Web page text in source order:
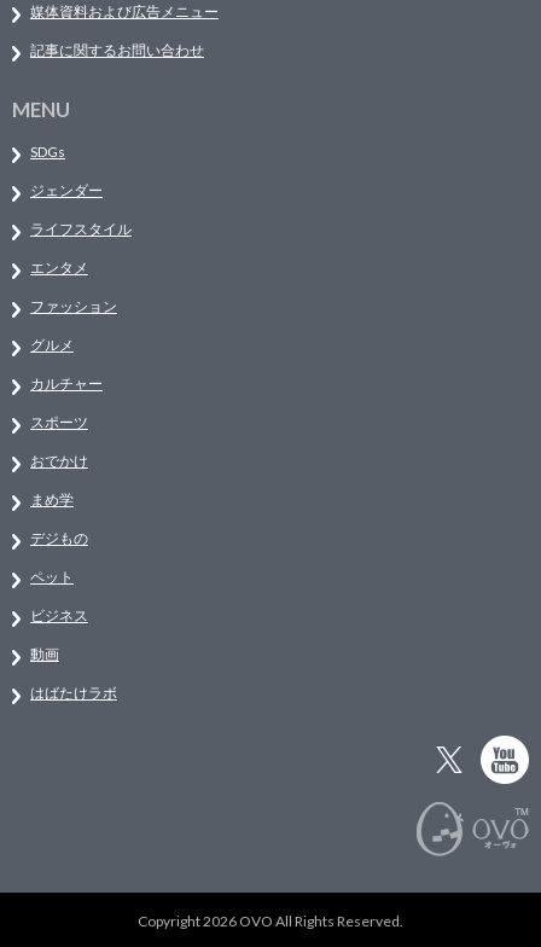
媒体資料および広告メニュー
記事に関するお問い合わせ
MENU
SDGs
ジェンダー
ライフスタイル
エンタメ
ファッション
グルメ
カルチャー
スポーツ
おでかけ
まめ学
デジもの
ペット
ビジネス
動画
はばたけラボ
Copyright 2026 OVO All Rights Reserved.